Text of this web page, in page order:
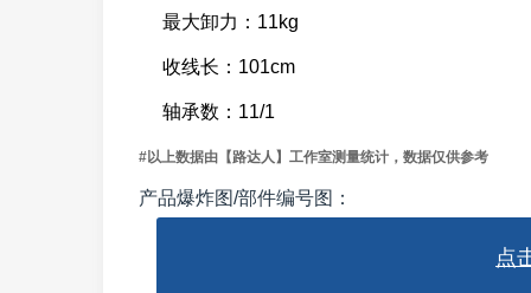
最大卸力：11kg
收线长：101cm
轴承数：11/1
#以上数据由【路达人】工作室测量统计，数据仅供参考
产品爆炸图/部件编号图：
点